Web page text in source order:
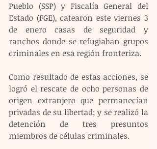
Pueblo (SSP) y Fiscalía General del
Estado (FGE), catearon este viernes 3
de enero casas de seguridad y
ranchos donde se refugiaban grupos
criminales en esa región fronteriza.
Como resultado de estas acciones, se
logró el rescate de ocho personas de
origen extranjero que permanecían
privadas de su libertad; y se realizó la
detención de tres presuntos
miembros de células criminales.